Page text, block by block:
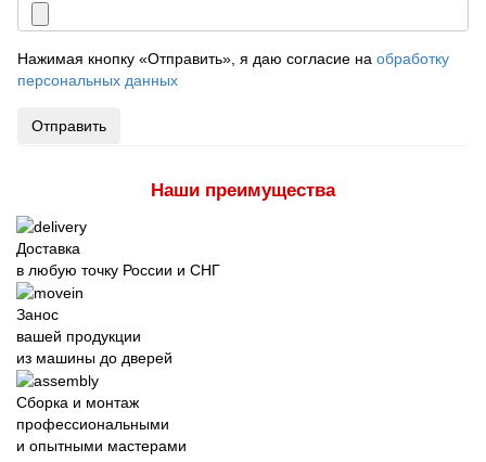
Нажимая кнопку «Отправить», я даю согласие на обработку
персональных данных
Отправить
Наши преимущества
Доставка
в любую точку России и СНГ
Занос
вашей продукции
из машины до дверей
Сборка и монтаж
профессиональными
и опытными мастерами